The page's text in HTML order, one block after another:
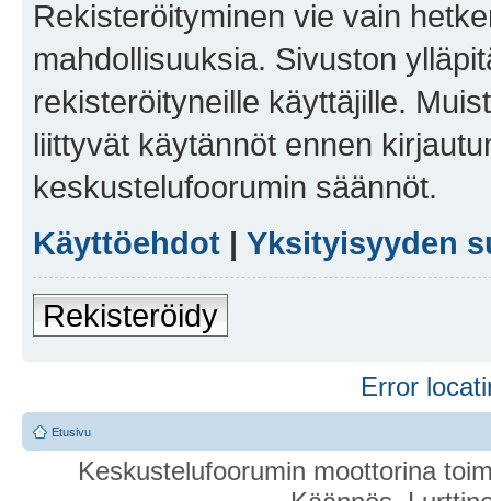
Rekisteröityminen vie vain
mahdollisuuksia. Sivuston
rekisteröityneille käyttäjille.
liittyvät käytännöt ennen
keskustelufoorumin säännöt.
Käyttöehdot | Yksityisyyden
Rekisteröidy
Error
Etusivu
Keskustelufoorumin moottorina